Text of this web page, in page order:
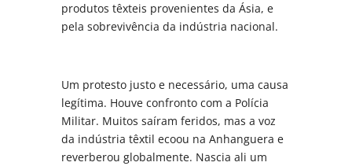
produtos têxteis provenientes da Ásia, e
pela sobrevivência da indústria nacional.
Um protesto justo e necessário, uma causa
legítima. Houve confronto com a Polícia
Militar. Muitos saíram feridos, mas a voz
da indústria têxtil ecoou na Anhanguera e
reverberou globalmente. Nascia ali um